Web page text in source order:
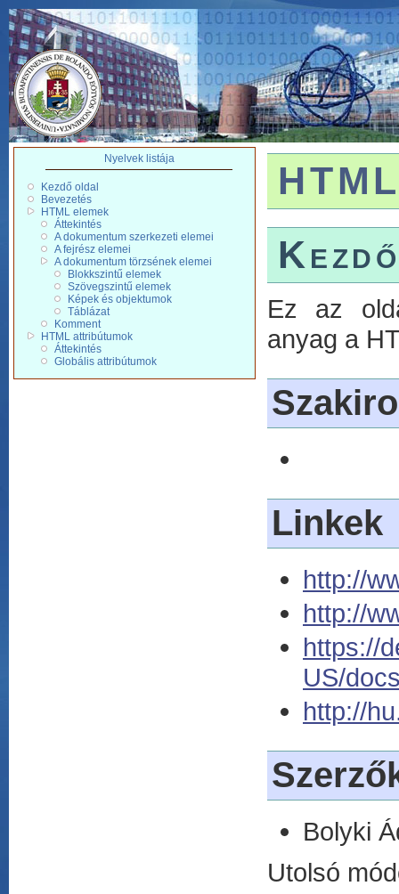
Nyelvek listája
Kezdő oldal
Bevezetés
HTML elemek
Áttekintés
A dokumentum szerkezeti elemei
A fejrész elemei
A dokumentum törzsének elemei
Blokkszintű elemek
Szövegszintű elemek
Képek és objektumok
Táblázat
Komment
HTML attribútumok
Áttekintés
Globális attribútumok
Ez az
anyag a
Linkek
http://
http://
https://
US/
http://
Bolyki
Utolsó